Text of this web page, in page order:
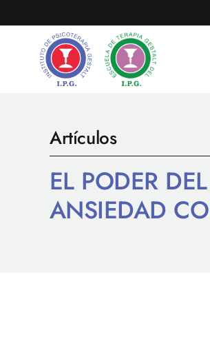
al
contenido
Artículos
EL PODER
ANSIEDAD